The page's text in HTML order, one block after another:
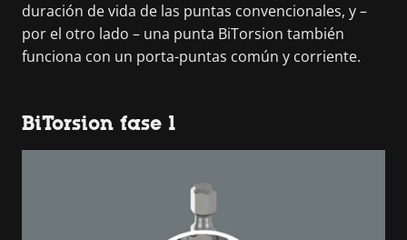
duración de vida de las puntas convencionales, y –
por el otro lado – una punta BiTorsion también
funciona con un porta-puntas común y corriente.
BiTorsion fase 1